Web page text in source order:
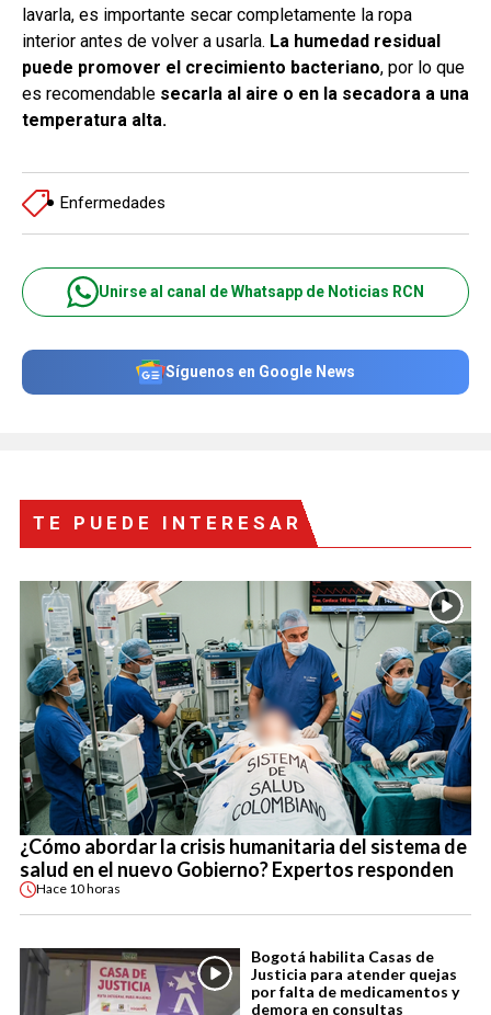
lavarla, es importante secar completamente la ropa
interior antes de volver a usarla. La humedad residual
puede promover el crecimiento bacteriano, por lo que
es recomendable secarla al aire o en la secadora a una
temperatura alta.
Enfermedades
Unirse al canal de Whatsapp de Noticias RCN
Síguenos en Google News
TE PUEDE INTERESAR
¿Cómo abordar la crisis humanitaria del sistema de
salud en el nuevo Gobierno? Expertos responden
Hace 10 horas
Bogotá habilita Casas de
Justicia para atender quejas
por falta de medicamentos y
demora en consultas